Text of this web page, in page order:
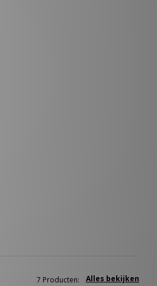
Alles bekijken
7 Producten: